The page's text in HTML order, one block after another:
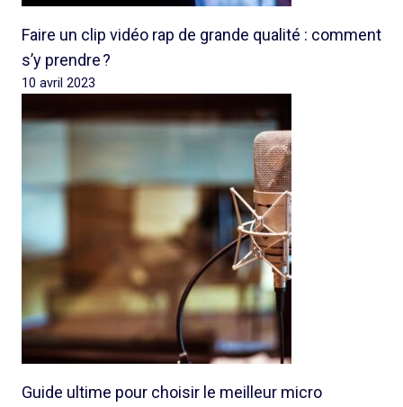
Faire un clip vidéo rap de grande qualité : comment
s’y prendre ?
10 avril 2023
Guide ultime pour choisir le meilleur micro